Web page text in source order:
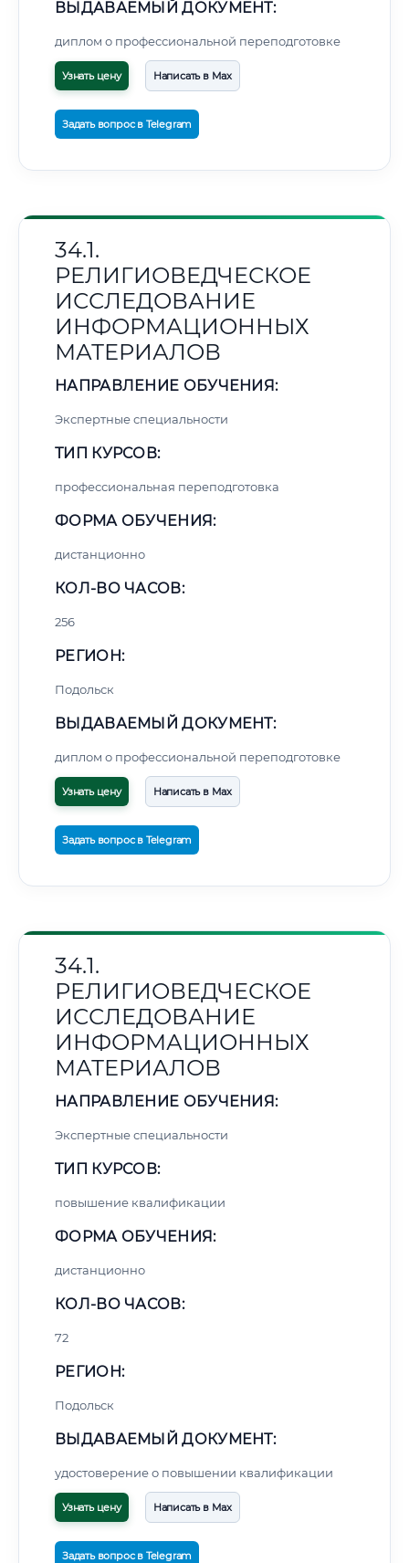
ВЫДАВАЕМЫЙ ДОКУМЕНТ:
диплом о профессиональной переподготовке
Узнать цену Написать в Max
Задать вопрос в Telegram
34.1.
РЕЛИГИОВЕДЧЕСКОЕ
ИССЛЕДОВАНИЕ
ИНФОРМАЦИОННЫХ
МАТЕРИАЛОВ
НАПРАВЛЕНИЕ ОБУЧЕНИЯ:
Экспертные специальности
ТИП КУРСОВ:
профессиональная переподготовка
ФОРМА ОБУЧЕНИЯ:
дистанционно
КОЛ-ВО ЧАСОВ:
256
РЕГИОН:
Подольск
ВЫДАВАЕМЫЙ ДОКУМЕНТ:
диплом о профессиональной переподготовке
Узнать цену Написать в Max
Задать вопрос в Telegram
34.1.
РЕЛИГИОВЕДЧЕСКОЕ
ИССЛЕДОВАНИЕ
ИНФОРМАЦИОННЫХ
МАТЕРИАЛОВ
НАПРАВЛЕНИЕ ОБУЧЕНИЯ:
Экспертные специальности
ТИП КУРСОВ:
повышение квалификации
ФОРМА ОБУЧЕНИЯ:
дистанционно
КОЛ-ВО ЧАСОВ:
72
РЕГИОН:
Подольск
ВЫДАВАЕМЫЙ ДОКУМЕНТ:
удостоверение о повышении квалификации
Узнать цену Написать в Max
Задать вопрос в Telegram